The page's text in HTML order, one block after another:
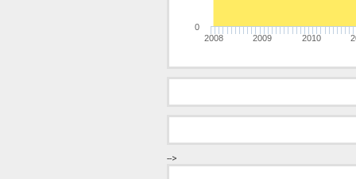
2008 2009 2010
0
-->